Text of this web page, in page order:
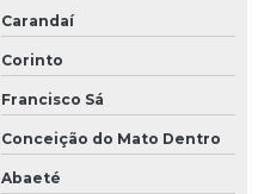
Carandaí
Corinto
Francisco Sá
Conceição do Mato Dentro
Abaeté